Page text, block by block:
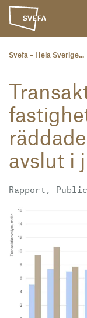
Svefa – Hela Sverige...
avslut i
Rapport,